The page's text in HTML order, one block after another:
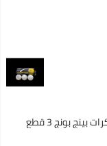
بونج 3 قطع